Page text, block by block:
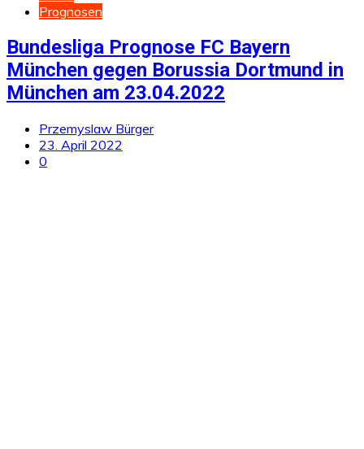
Prognosen
Bundesliga Prognose FC Bayern
München gegen Borussia Dortmund in
München am 23.04.2022
Przemyslaw Bürger
23. April 2022
0